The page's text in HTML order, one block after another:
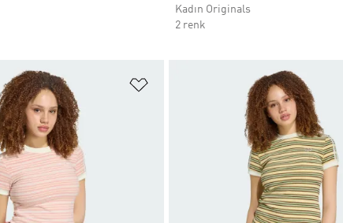
Kadın Originals
2 renk
Ekle Favori Listesine Ekle